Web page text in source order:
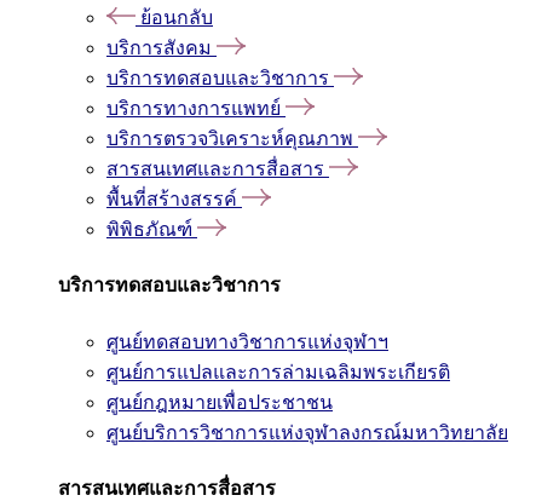
ย้อนกลับ
บริการสังคม
บริการทดสอบและวิชาการ
บริการทางการแพทย์
บริการตรวจวิเคราะห์คุณภาพ
สารสนเทศและการสื่อสาร
พื้นที่สร้างสรรค์
พิพิธภัณฑ์
บริการทดสอบและวิชาการ
ศูนย์ทดสอบทางวิชาการแห่งจุฬาฯ
ศูนย์การแปลและการล่ามเฉลิมพระเกียรติ
ศูนย์กฎหมายเพื่อประชาชน
ศูนย์บริการวิชาการแห่งจุฬาลงกรณ์มหาวิทยาลัย
สารสนเทศและการสื่อสาร